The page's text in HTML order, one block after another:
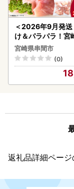
＜2026年9月発送
け＆パラパラ！宮
ももカット合計
-009-2609
宮崎県串間市
(0)
返礼品詳細ページ